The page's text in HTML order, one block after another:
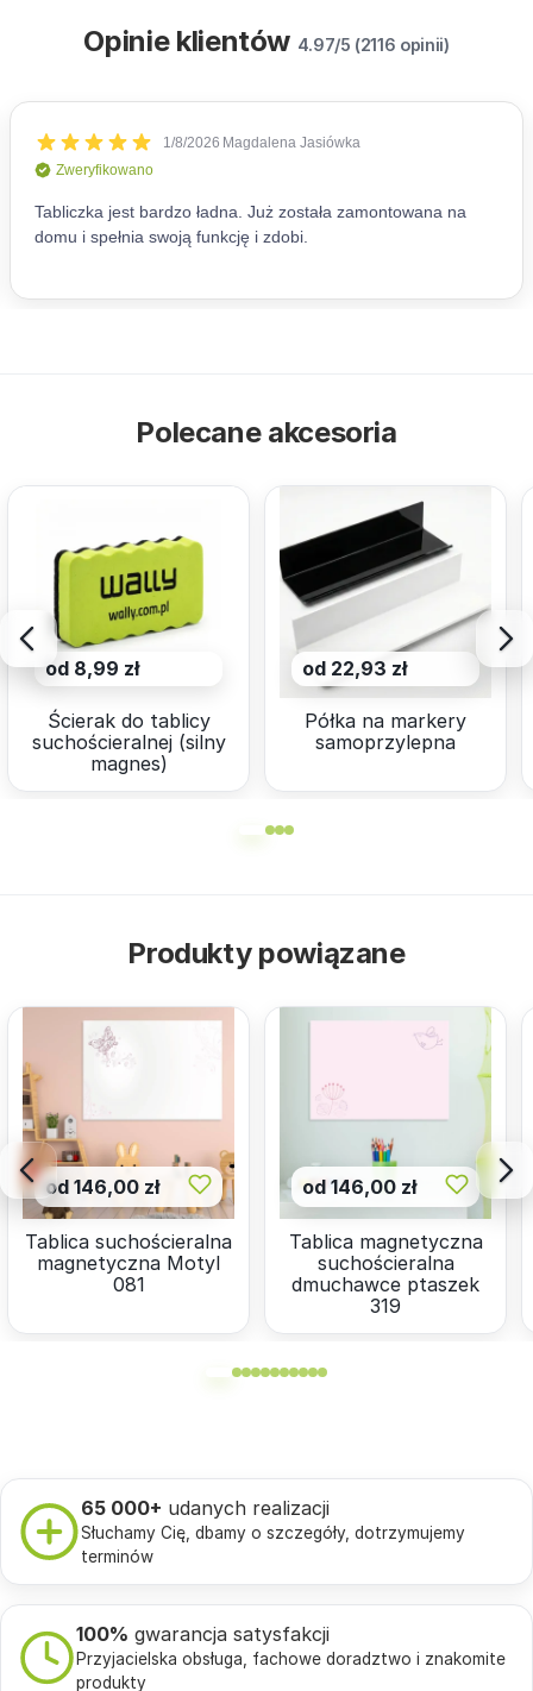
Opinie klientów 4.97/5 (2116 opinii)
Polecane akcesoria
od 8,99 zł
Ścierak do tablicy
suchościeralnej (silny
magnes)
od 22,93 zł
Półka na markery
samoprzylepna
Produkty powiązane
od 146,00 zł
Tablica suchościeralna
magnetyczna Motyl
081
od 146,00 zł
Tablica magnetyczna
suchościeralna
dmuchawce ptaszek
319
65 000+ udanych realizacji
Słuchamy Cię, dbamy o szczegóły, dotrzymujemy
terminów
100% gwarancja satysfakcji
Przyjacielska obsługa, fachowe doradztwo i znakomite
produkty